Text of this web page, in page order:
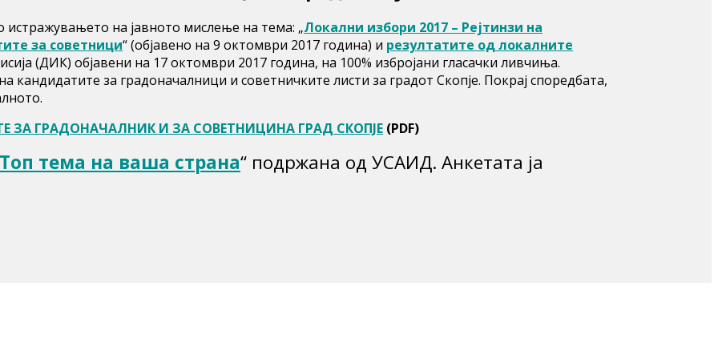
истражувањето на јавното мислење на тема: „Локални избори 2017 – Рејтинзи на
за советници“ (објавено на 9 октомври 2017 година) и резултатите од локалните
(ДИК) објавени на 17 октомври 2017 година, на 100% избројани гласачки ливчиња.
кандидатите за градоначалници и советничките листи за градот Скопје. Покрај споредбата,
ЗА ГРАДОНАЧАЛНИК И ЗА СОВЕТНИЦИНА ГРАД СКОПЈЕ (PDF)
Топ тема на ваша страна“ подржана од УСАИД. Анкетата ја